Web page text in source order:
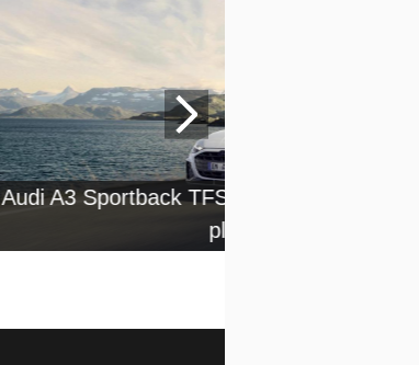
Audi A3 Sportback TFSI e: il restyling
plug-in